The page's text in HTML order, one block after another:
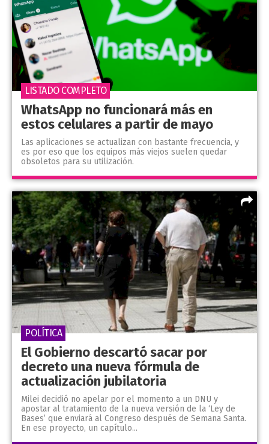
WhatsApp no funcionará más en
estos celulares a partir de mayo
Las aplicaciones se actualizan con bastante frecuencia, y
es por eso que los equipos más viejos suelen quedar
obsoletos para su utilización.
LISTADO COMPLETO
El Gobierno descartó sacar por
decreto una nueva fórmula de
actualización jubilatoria
Milei decidió no apelar por el momento a un DNU y
apostar al tratamiento de la nueva versión de la ‘Ley de
Bases’ que enviará al Congreso después de Semana Santa.
En ese proyecto, un capítulo...
POLÍTICA